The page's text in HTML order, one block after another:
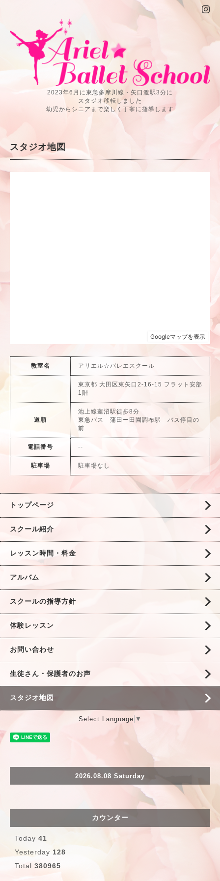
2023年6月に東急多摩川線・矢口渡駅3分に
スタジオ移転しました
幼児からシニアまで楽しく丁寧に指導します
スタジオ地図
教室名 アリエル☆バレエスクール
東京都 大田区東矢口2-16-15 フラット安部
1階
道順
池上線蓮沼駅徒歩8分
東急バス 蒲田ー田園調布駅 バス停目の
前
電話番号 --
駐車場 駐車場なし
トップページ
スクール紹介
レッスン時間・料金
アルバム
スクールの指導方針
体験レッスン
お問い合わせ
生徒さん・保護者のお声
スタジオ地図
Select Language ▼
2026.08.08 Saturday
カウンター
Today 41
Yesterday 128
Total 380965